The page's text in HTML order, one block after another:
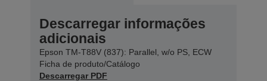
Descarregar informações
adicionais
Epson TM-T88V (837): Parallel, w/o PS, ECW
Ficha de produto/Catálogo
Descarregar PDF